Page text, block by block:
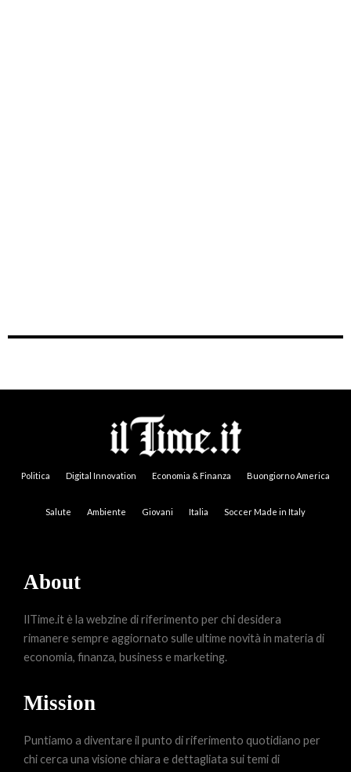
Politica Digital Innovation Economia & Finanza Buongiorno America
Salute Ambiente Giovani Italia Soccer Made in Italy
About
IlTime.it è la webzine di riferimento per chi desidera
rimanere sempre aggiornato sulle ultime novità in materia di
economia, finanza, business e marketing.
Mission
Puntiamo a diventare il punto di riferimento quotidiano per
chi cerca una visione chiara e dettagliata sui temi di